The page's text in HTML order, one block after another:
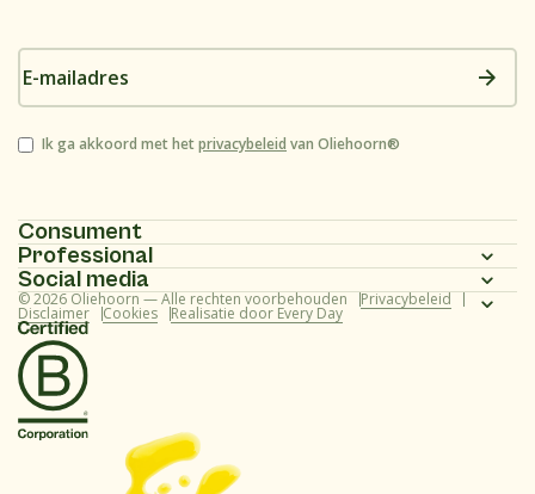
E-
mailadres
Instemming
Ik ga akkoord met hetprivacybeleid van Oliehoorn®
Consument
Homepagina
Assortiment
Recepten
Over ons
Veelgestelde vragen (consument)
Professional
Homepagina
Assortiment
Recepten
Over ons
Veelgestelde vragen (professional)
Social media
Instagram
Facebook
Youtube
© 2026 Oliehoorn — Alle rechten voorbehouden Privacybeleid
Disclaimer Cookies Realisatie door Every Day